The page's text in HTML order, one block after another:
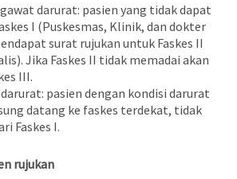
darurat: pasien yang tidak dapat
I (Puskesmas, Klinik, dan dokter
surat rujukan untuk Faskes II
Jika Faskes II tidak memadai akan
III.
pasien dengan kondisi darurat
datang ke faskes terdekat, tidak
Faskes I.
rujukan